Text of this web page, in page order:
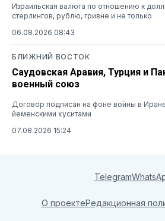
Израильская валюта по отношению к
стерлингов, рублю, гривне и не только
06.08.2026 08:43
БЛИЖНИЙ ВОСТОК
Саудовская Аравия, Турция и
военный союз
Договор подписан на фоне войны в
йеменскими хуситами
07.08.2026 15:24
Telegram
О проектеРедакционная